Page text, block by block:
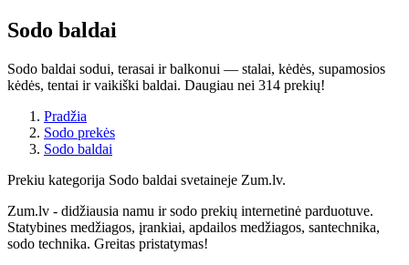
Sodo baldai
Sodo baldai sodui, terasai ir balkonui — stalai, kėdės, supamosios
kėdės, tentai ir vaikiški baldai. Daugiau nei 314 prekių!
Pradžia
Sodo prekės
Sodo baldai
Prekiu kategorija Sodo baldai svetaineje Zum.lv.
Zum.lv - didžiausia namu ir sodo prekių internetinė parduotuve.
Statybines medžiagos, įrankiai, apdailos medžiagos, santechnika,
sodo technika. Greitas pristatymas!